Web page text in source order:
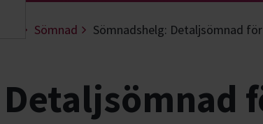
Sömnad Sömnadshelg: Detaljsömnad